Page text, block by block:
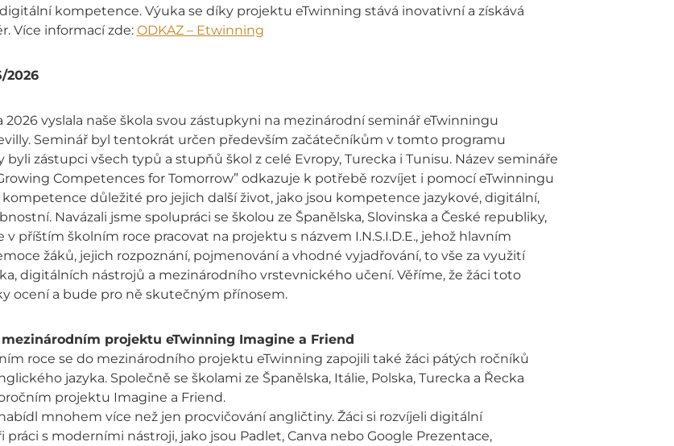
kompetence. Výuka se díky projektu eTwinning stává inovativní a získává
Více informací zde: ODKAZ – Etwinning
2026
2026 vyslala naše škola svou zástupkyni na mezinárodní seminář eTwinningu
Seminář byl tentokrát určen především začátečníkům v tomto programu
byli zástupci všech typů a stupňů škol z celé Evropy, Turecka i Tunisu. Název semináře
Competences for Tomorrow” odkazuje k potřebě rozvíjet i pomocí eTwinningu
kompetence důležité pro jejich další život, jako jsou kompetence jazykové, digitální,
Navázali jsme spolupráci se školou ze Španělska, Slovinska a České republiky,
příštím školním roce pracovat na projektu s názvem I.N.S.I.D.E., jehož hlavním
žáků, jejich rozpoznání, pojmenování a vhodné vyjadřování, to vše za využití
digitálních nástrojů a mezinárodního vrstevnického učení. Věříme, že žáci toto
ocení a bude pro ně skutečným přínosem.
projektu eTwinning Imagine a Friend
roce se do mezinárodního projektu eTwinning zapojili také žáci pátých ročníků
jazyka. Společně se školami ze Španělska, Itálie, Polska, Turecka a Řecka
projektu Imagine a Friend.
mnohem více než jen procvičování angličtiny. Žáci si rozvíjeli digitální
s moderními nástroji, jako jsou Padlet, Canva nebo Google Prezentace,